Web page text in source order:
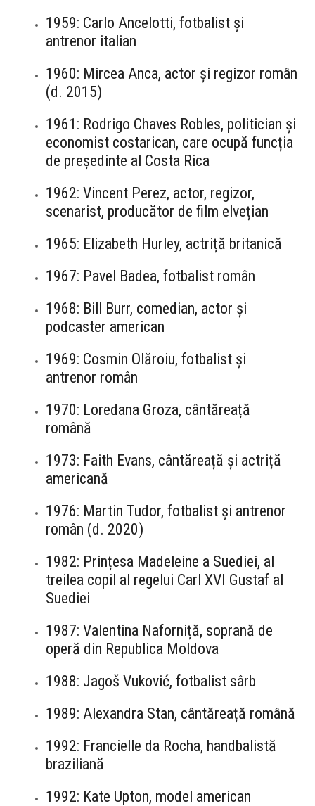
1959: Carlo Ancelotti, fotbalist și
antrenor italian
1960: Mircea Anca, actor și regizor român
(d. 2015)
1961: Rodrigo Chaves Robles, politician și
economist costarican, care ocupă funcția
de președinte al Costa Rica
1962: Vincent Perez, actor, regizor,
scenarist, producător de film elvețian
1965: Elizabeth Hurley, actriță britanică
1967: Pavel Badea, fotbalist român
1968: Bill Burr, comedian, actor și
podcaster american
1969: Cosmin Olăroiu, fotbalist și
antrenor român
1970: Loredana Groza, cântăreață
română
1973: Faith Evans, cântăreață și actriță
americană
1976: Martin Tudor, fotbalist și antrenor
român (d. 2020)
1982: Prințesa Madeleine a Suediei, al
treilea copil al regelui Carl XVI Gustaf al
Suediei
1987: Valentina Naforniță, soprană de
operă din Republica Moldova
1988: Jagoš Vuković, fotbalist sârb
1989: Alexandra Stan, cântăreață română
1992: Francielle da Rocha, handbalistă
braziliană
1992: Kate Upton, model american